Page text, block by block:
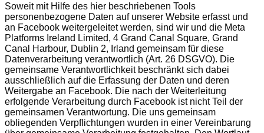
Soweit mit Hilfe des hier beschriebenen Tools
personenbezogene Daten auf unserer Website erfasst und
an Facebook weitergeleitet werden, sind wir und die Meta
Platforms Ireland Limited, 4 Grand Canal Square, Grand
Canal Harbour, Dublin 2, Irland gemeinsam für diese
Datenverarbeitung verantwortlich (Art. 26 DSGVO). Die
gemeinsame Verantwortlichkeit beschränkt sich dabei
ausschließlich auf die Erfassung der Daten und deren
Weitergabe an Facebook. Die nach der Weiterleitung
erfolgende Verarbeitung durch Facebook ist nicht Teil der
gemeinsamen Verantwortung. Die uns gemeinsam
obliegenden Verpflichtungen wurden in einer Vereinbarung